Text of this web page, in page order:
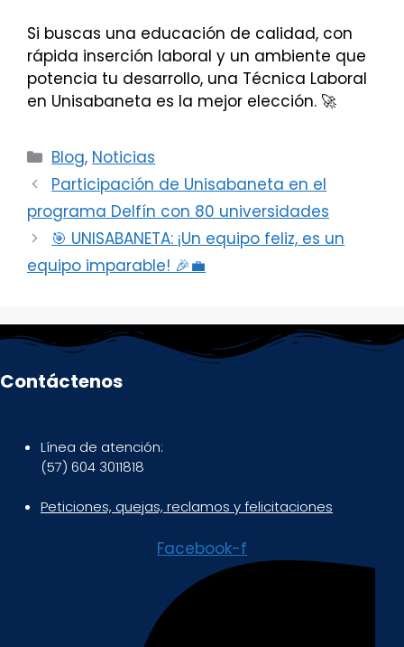
Si buscas una educación de calidad, con
rápida inserción laboral y un ambiente que
potencia tu desarrollo, una Técnica Laboral
en Unisabaneta es la mejor elección. 🚀
Categorías
Blog, Noticias
Participación de Unisabaneta en el
programa Delfín con 80 universidades
🎯 UNISABANETA: ¡Un equipo feliz, es un
equipo imparable! 🎉💼
Contáctenos
Línea de atención:
(57) 604 3011818
Peticiones, quejas, reclamos y felicitaciones
Facebook-f